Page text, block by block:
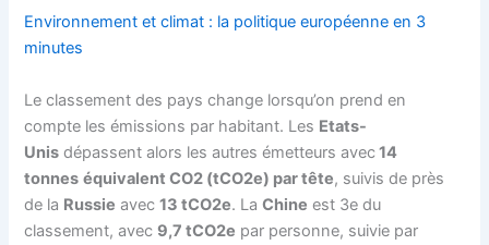
Environnement et climat : la politique européenne en 3
minutes
Le classement des pays change lorsqu’on prend en
compte les émissions par habitant. Les Etats-
Unis dépassent alors les autres émetteurs avec 14
tonnes équivalent CO2 (tCO2e) par tête, suivis de près
de la Russie avec13 tCO2e. LaChine est 3e du
classement, avec 9,7 tCO2e par personne, suivie par